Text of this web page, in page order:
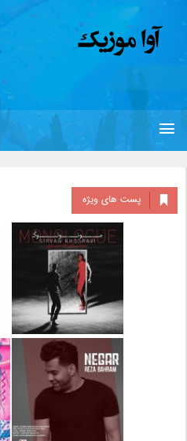
پست های ویژه
دانلود آلبوم جدید سیروان
خسروی بنام مونولوگ